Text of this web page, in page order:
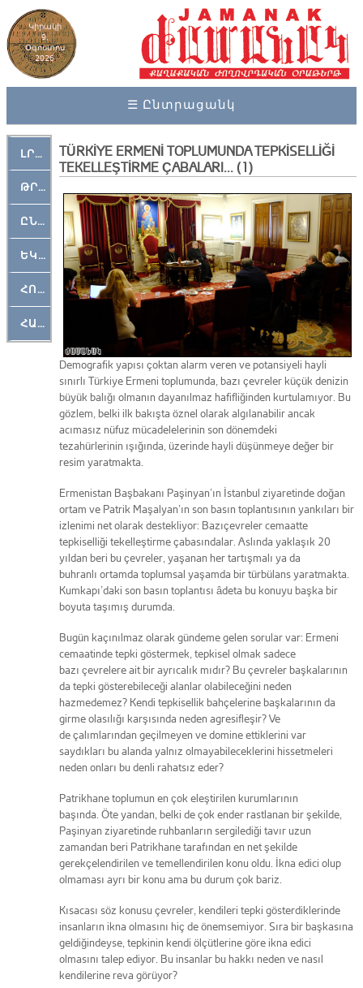
Կիրակի
9,
Օգոստոս
2026
☰ Ընտրացանկ
ԼՐԱՀՈՍ
ԹՐՔԱՀԱՅ ԿԵԱՆՔ
ԸՆԿԵՐԱՄՇԱԿՈՒԹԱՅԻՆ
ԵԿԵՂԵՑԱԿԱՆ
ՀՈԳԵՄՏԱՒՈՐ
ՀԱՐԹԱԿ
TÜRKİYE ERMENİ TOPLUMUNDA TEPKİSELLİĞİ
TEKELLEŞTİRME ÇABALARI... (1)
Demografik yapısı çoktan alarm veren ve potansiyeli hayli
sınırlı Türkiye Ermeni toplumunda, bazı çevreler küçük denizin
büyük balığı olmanın dayanılmaz hafifliğinden kurtulamıyor. Bu
gözlem, belki ilk bakışta öznel olarak algılanabilir ancak
acımasız nüfuz mücadelelerinin son dönemdeki
tezahürlerinin ışığında, üzerinde hayli düşünmeye değer bir
resim yaratmakta.
Ermenistan Başbakanı Paşinyan’ın İstanbul ziyaretinde doğan
ortam ve Patrik Maşalyan’ın son basın toplantısının yankıları bir
izlenimi net olarak destekliyor: Bazıçevreler cemaatte
tepkiselliği tekelleştirme çabasındalar. Aslında yaklaşık 20
yıldan beri bu çevreler, yaşanan her tartışmalı ya da
buhranlı ortamda toplumsal yaşamda bir türbülans yaratmakta.
Kumkapı’daki son basın toplantısı âdeta bu konuyu başka bir
boyuta taşımış durumda.
Bugün kaçınılmaz olarak gündeme gelen sorular var: Ermeni
cemaatinde tepki göstermek, tepkisel olmak sadece
bazı çevrelere ait bir ayrıcalık mıdır? Bu çevreler başkalarının
da tepki gösterebileceği alanlar olabileceğini neden
hazmedemez? Kendi tepkisellik bahçelerine başkalarının da
girme olasılığı karşısında neden agresifleşir? Ve
de çalımlarından geçilmeyen ve domine ettiklerini var
saydıkları bu alanda yalnız olmayabileceklerini hissetmeleri
neden onları bu denli rahatsız eder?
Patrikhane toplumun en çok eleştirilen kurumlarının
başında. Öte yandan, belki de çok ender rastlanan bir şekilde,
Paşinyan ziyaretinde ruhbanların sergilediği tavır uzun
zamandan beri Patrikhane tarafından en net şekilde
gerekçelendirilen ve temellendirilen konu oldu. İkna edici olup
olmaması ayrı bir konu ama bu durum çok bariz.
Kısacası söz konusu çevreler, kendileri tepki gösterdiklerinde
insanların ikna olmasını hiç de önemsemiyor. Sıra bir başkasına
geldiğindeyse, tepkinin kendi ölçütlerine göre ikna edici
olmasını talep ediyor. Bu insanlar bu hakkı neden ve nasıl
kendilerine reva görüyor?